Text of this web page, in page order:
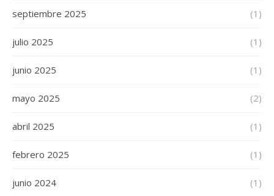
septiembre 2025 (1)
julio 2025 (1)
junio 2025 (1)
mayo 2025 (2)
abril 2025 (1)
febrero 2025 (1)
junio 2024 (1)